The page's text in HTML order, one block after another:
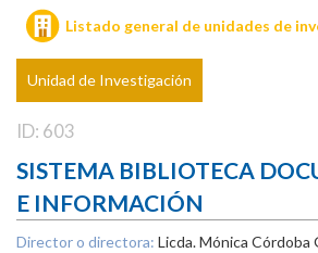
Listado general de unidades de
Unidad de Investigación
ID: 603
SISTEMA BIBLIOTECA
E INFORMACIÓN
Director o directora: Licda. Mónica Córdoba